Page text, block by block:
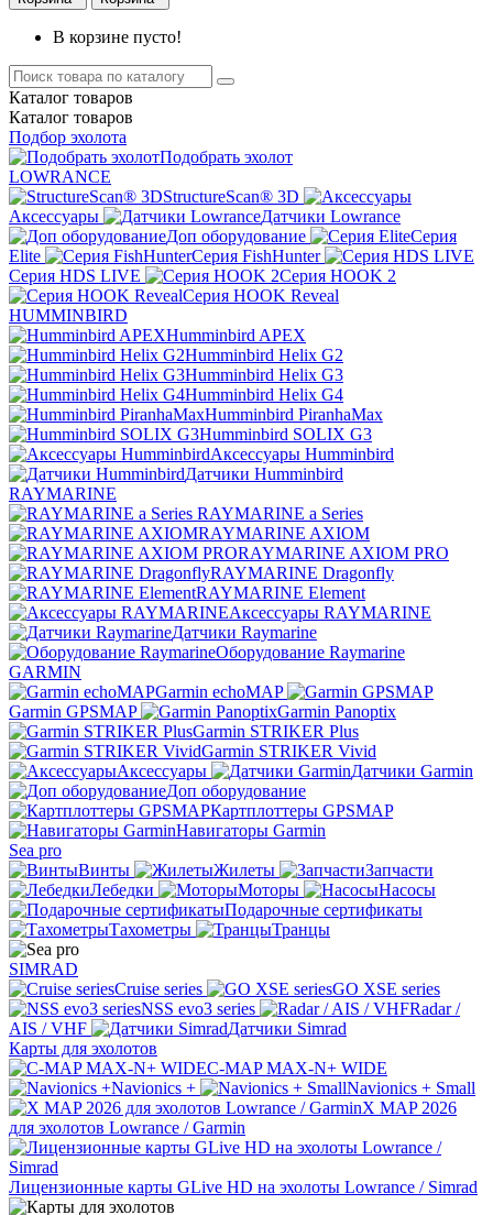
В корзине пусто!
Каталог товаров
Каталог товаров
Подбор эхолота
Подобрать эхолот
LOWRANCE
StructureScan® 3D
Аксессуары
Датчики Lowrance
Доп оборудование
Серия
Elite
Серия FishHunter
Серия HDS LIVE
Серия HOOK 2
Серия HOOK Reveal
HUMMINBIRD
Humminbird APEX
Humminbird Helix G2
Humminbird Helix G3
Humminbird Helix G4
Humminbird PiranhaMax
Humminbird SOLIX G3
Аксессуары Humminbird
Датчики Humminbird
RAYMARINE
RAYMARINE a Series
RAYMARINE AXIOM
RAYMARINE AXIOM PRO
RAYMARINE Dragonfly
RAYMARINE Element
Аксессуары RAYMARINE
Датчики Raymarine
Оборудование Raymarine
GARMIN
Garmin echoMAP
Garmin GPSMAP
Garmin Panoptix
Garmin STRIKER Plus
Garmin STRIKER Vivid
Аксессуары
Датчики Garmin
Доп оборудование
Картплоттеры GPSMAP
Навигаторы Garmin
Sea pro
Винты
Жилеты
Запчасти
Лебедки
Моторы
Насосы
Подарочные сертификаты
Тахометры
Транцы
SIMRAD
Cruise series
GO XSE series
NSS evo3 series
Radar /
AIS / VHF
Датчики Simrad
Карты для эхолотов
C-MAP MAX-N+ WIDE
Navionics +
Navionics + Small
X MAP 2026
для эхолотов Lowrance / Garmin
Лицензионные карты GLive HD на эхолоты Lowrance / Simrad